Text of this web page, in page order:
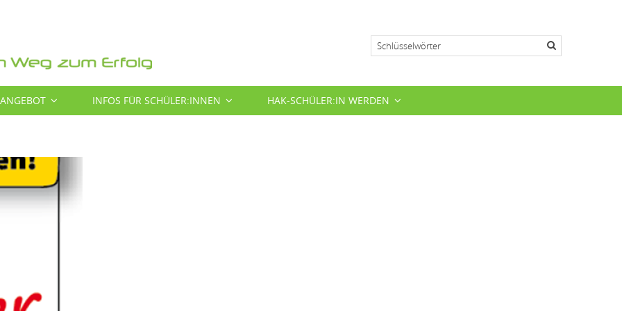
Suche
INFOS FÜR SCHÜLER:INNEN HAK-SCHÜLER:IN WERDEN